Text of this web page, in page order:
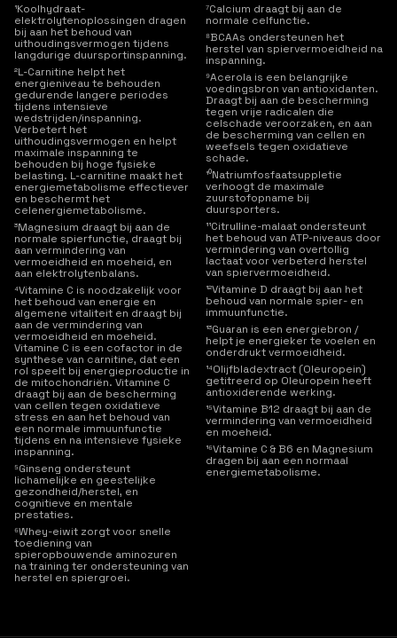
¹Koolhydraat-
elektrolytenoplossingen dragen
bij aan het behoud van
uithoudingsvermogen tijdens
langdurige duursportinspanning.
²L-Carnitine helpt het
energieniveau te behouden
gedurende langere periodes
tijdens intensieve
wedstrijden/inspanning.
Verbetert het
uithoudingsvermogen en helpt
maximale inspanning te
behouden bij hoge fysieke
belasting. L-carnitine maakt het
energiemetabolisme effectiever
en beschermt het
celenergiemetabolisme.
³Magnesium draagt bij aan de
normale spierfunctie, draagt bij
aan vermindering van
vermoeidheid en moeheid, en
aan elektrolytenbalans.
⁴Vitamine C is noodzakelijk voor
het behoud van energie en
algemene vitaliteit en draagt bij
aan de vermindering van
vermoeidheid en moeheid.
Vitamine C is een cofactor in de
synthese van carnitine, dat een
rol speelt bij energieproductie in
de mitochondriën. Vitamine C
draagt bij aan de bescherming
van cellen tegen oxidatieve
stress en aan het behoud van
een normale immuunfunctie
tijdens en na intensieve fysieke
inspanning.
⁵Ginseng ondersteunt
lichamelijke en geestelijke
gezondheid/herstel, en
cognitieve en mentale
prestaties.
⁶Whey-eiwit zorgt voor snelle
toediening van
spieropbouwende aminozuren
na training ter ondersteuning van
herstel en spiergroei.
⁷Calcium draagt bij aan de
normale celfunctie.
⁸BCAAs ondersteunen het
herstel van spiervermoeidheid na
inspanning.
⁹Acerola is een belangrijke
voedingsbron van antioxidanten.
Draagt bij aan de bescherming
tegen vrije radicalen die
celschade veroorzaken, en aan
de bescherming van cellen en
weefsels tegen oxidatieve
schade.
¹⁰Natriumfosfaatsuppletie
verhoogt de maximale
zuurstofopname bij
duursporters.
¹¹Citrulline-malaat ondersteunt
het behoud van ATP-niveaus door
vermindering van overtollig
lactaat voor verbeterd herstel
van spiervermoeidheid.
¹²Vitamine D draagt bij aan het
behoud van normale spier- en
immuunfunctie.
¹³Guaran is een energiebron /
helpt je energieker te voelen en
onderdrukt vermoeidheid.
¹⁴Olijfbladextract (Oleuropein)
getitreerd op Oleuropein heeft
antioxiderende werking.
¹⁵Vitamine B12 draagt bij aan de
vermindering van vermoeidheid
en moeheid.
¹⁶Vitamine C & B6 en Magnesium
dragen bij aan een normaal
energiemetabolisme.